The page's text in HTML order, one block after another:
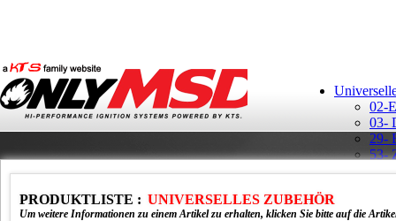
02-
03-
29-
53-
PRODUKTLISTE : UNIVERSELLES ZUBEHÖR
Um weitere Informationen zu einem Artikel zu erhalten, klicken Sie bitte auf die